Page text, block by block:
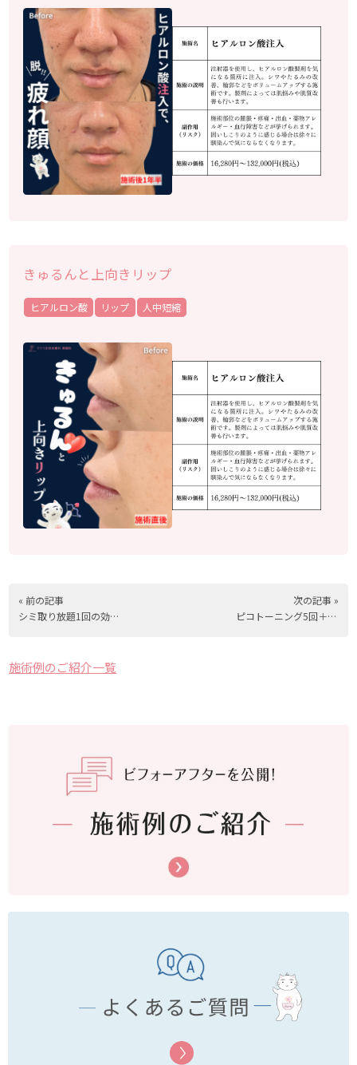
きゅるんと上向きリップ
ヒアルロン酸 リップ 人中短縮
« 前の記事
シミ取り放題1回の効果 沖縄40歳女性
次の記事 »
ピコトーニング5回＋ピコスポット1回の効果 沖縄60代女性 シミ治療
施術例のご紹介一覧